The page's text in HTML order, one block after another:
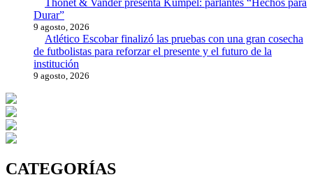
Durar”
9 agosto, 2026
Atlético Escobar finalizó las pruebas con una gran cosecha
de futbolistas para reforzar el presente y el futuro de la
institución
9 agosto, 2026
CATEGORÍAS